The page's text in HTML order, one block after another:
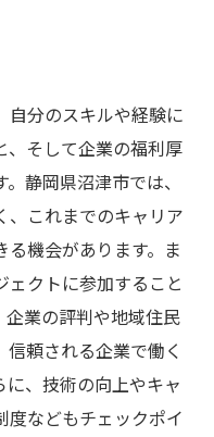
自分のスキルや経験に
、そして企業の福利厚
静岡県沼津市では、
、これまでのキャリア
機会があります。ま
ェクトに参加すること
業の評判や地域住民
頼される企業で働く
に、技術の向上やキャ
度などもチェックポイ